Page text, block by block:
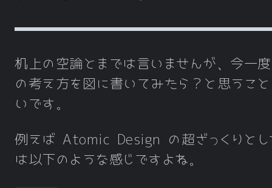
机上の空論とまでは言いませんが、今一
の考え方を図に書いてみたら？と思うこ
いです。
例えば Atomic Design の超ざっくりとし
は以下のような感じですよね。